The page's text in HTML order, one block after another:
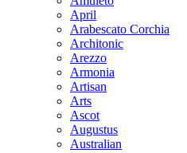
April
Arabescato Corchia
Architonic
Arezzo
Armonia
Artisan
Arts
Ascot
Augustus
Australian